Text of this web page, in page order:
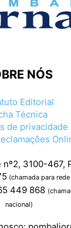
NÓS
Editorial
Técnica
de privacidade
nº2, 3100-467,
(chamada para
449 868
nacional)